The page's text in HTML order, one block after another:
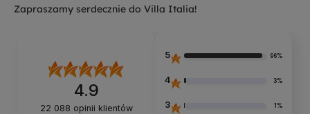
Zapraszamy serdecznie do Villa Italia!
4.9
22 088 opinii klientów
5 96%
4 3%
3 1%